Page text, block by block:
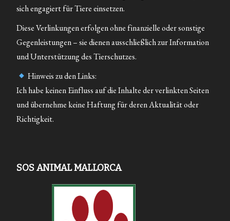
sich engagiert für Tiere einsetzen.
Diese Verlinkungen erfolgen ohne finanzielle oder sonstige
Gegenleistungen – sie dienen ausschließlich zur Information
und Unterstützung des Tierschutzes.
Hinweis zu den Links:
Ich habe keinen Einfluss auf die Inhalte der verlinkten Seiten
und übernehme keine Haftung für deren Aktualität oder
Richtigkeit.
SOS ANIMAL MALLORCA